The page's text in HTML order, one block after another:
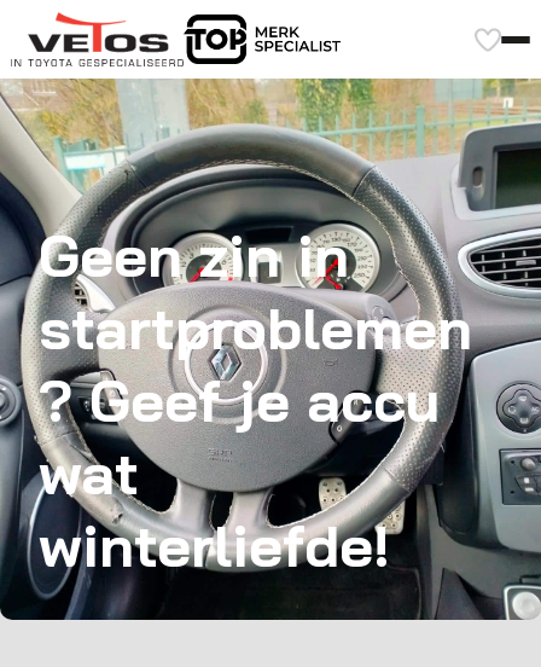
Geen zin in
startproblemen
? Geef je accu
wat
winterliefde!